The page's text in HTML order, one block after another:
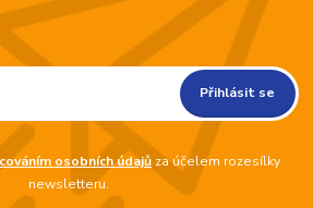
Přihlásit se
osobních údajůza účelem rozesílky
newsletteru.